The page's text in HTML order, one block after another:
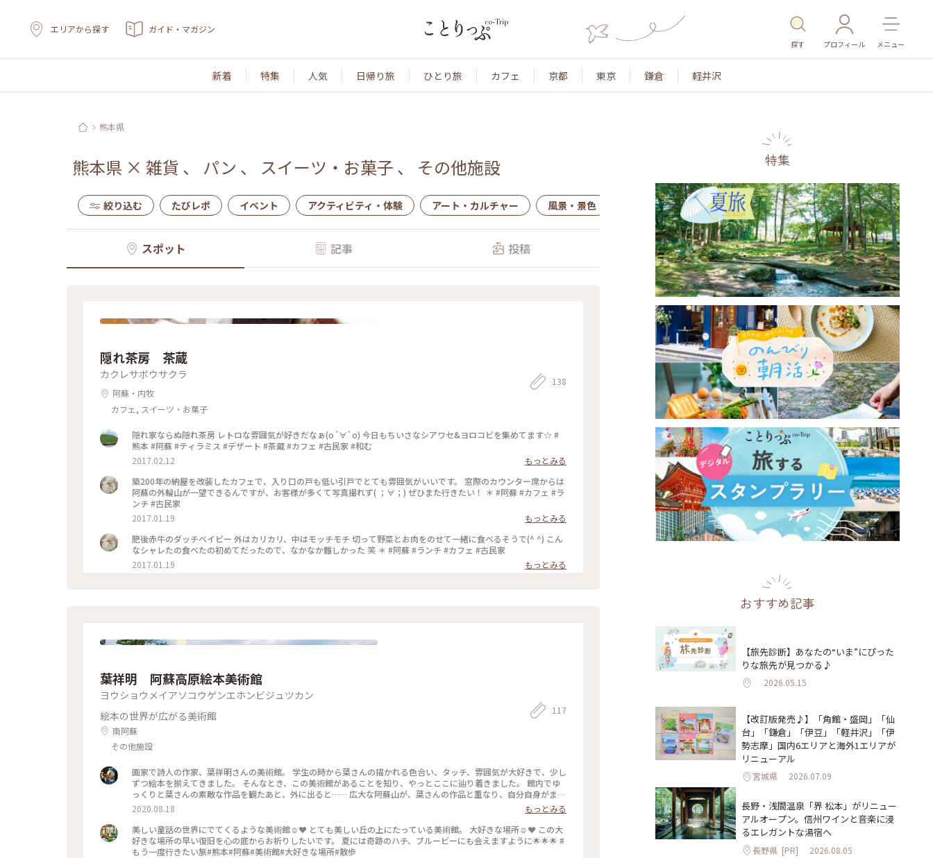
エリアから探す ガイド・マガジン
探す プロフィール メニュー
新着 特集 人気 日帰り旅 ひとり旅 カフェ 京都 東京 鎌倉 軽井沢
熊本県
熊本県 × 雑貨 、 パン 、 スイーツ・お菓子 、 その他施設
絞り込む たびレポ イベント アクティビティ・体験 アート・カルチャー 風景・景色 名所・旧跡 温泉・スパ その他施設 ごはん
スポット 記事 投稿
隠れ茶房 茶蔵
カクレサボウサクラ
阿蘇・内牧
カフェ, スイーツ・お菓子
138
隠れ家ならぬ隠れ茶房 レトロな雰囲気が好きだなぁ(о´∀`о) 今日もちいさなシアワセ&ヨロコビを集めてます☆ #
熊本 #阿蘇 #ティラミス #デザート #茶蔵 #カフェ #古民家 #和む
2017.02.12
もっとみる
築200年の納屋を改装したカフェで、入り口の戸も低い引戸でとても雰囲気がいいです。 窓際のカウンター席からは
阿蘇の外輪山が一望できるんですが、お客様が多くて写真撮れず( ；∀；) ぜひまた行きたい！ ＊ #阿蘇 #カフェ #ラ
ンチ #古民家
2017.01.19
もっとみる
肥後赤牛のダッチベイビー 外はカリカリ、中はモッチモチ 切って野菜とお肉をのせて一緒に食べるそうで(^ ^) こん
なシャレたの食べたの初めてだったので、なかなか難しかった 笑 ＊ #阿蘇 #ランチ #カフェ #古民家
2017.01.19
もっとみる
葉祥明 阿蘇高原絵本美術館
ヨウショウメイアソコウゲンエホンビジュツカン
絵本の世界が広がる美術館
南阿蘇
その他施設
117
画家で詩人の作家、葉祥明さんの美術館。 学生の時から葉さんの描かれる色合い、タッチ、雰囲気が大好きで、少し
ずつ絵本を揃えてきました。 そんなとき、この美術館があることを知り、やっとここに辿り着きました。 館内でゆ
っくりと葉さんの素敵な作品を観たあと、外に出ると…… 広大な阿蘇山が、葉さんの作品と重なり、自分自身がまる
で絵本の世界にいるようでした。 カフェも併設され、この風景を見ながらのんびりと過ごすことができます。絵本や
2020.08.18
もっとみる
美しい童話の世界にでてくるような美術館☺︎❤︎ とても美しい丘の上にたっている美術館。 大好きな場所☺︎❤︎ この大
好きな場所の早い復旧を心の底からお祈りしたいです。 夏には奇跡のハチ、ブルービーにも会えますように🌟🌟🌟 #
もう一度行きたい旅#熊本#阿蘇#美術館#大好きな場所#散歩
特集
おすすめ記事
【旅先診断】あなたの“いま”にぴった
りな旅先が見つかる♪
2026.05.15
【改訂版発売♪】「角館・盛岡」「仙
台」「鎌倉」「伊豆」「軽井沢」「伊
勢志摩」国内6エリアと海外1エリアが
リニューアル
宮城県 2026.07.09
長野・浅間温泉「界 松本」がリニュー
アルオープン。信州ワインと音楽に浸
るエレガントな湯宿へ
長野県 [PR] 2026.08.05